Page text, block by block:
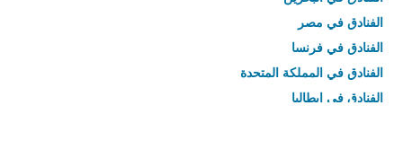
الفنادق في مصر
الفنادق في فرنسا
الفنادق في المملكة المتحدة
الفنادق في إيطاليا